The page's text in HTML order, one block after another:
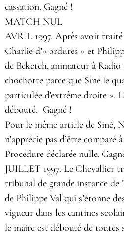
cassation. Gagné !
MATCH NUL
AVRIL 1997. Après avoir
Charlie d’« ordures » et
de Beketch, animateur à
chochotte parce que Siné le
particulée d’extrême droite ».
débouté. Gagné !
Pour le même article de Siné,
n’apprécie pas d’être comparé
Procédure déclarée nulle.
JUILLET 1997. Le Chevallier
tribunal de grande instance
de Philippe Val qui s’étonne
vigueur dans les cantines
le maire est débouté de toutes